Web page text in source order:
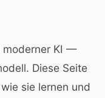
KI —
Diese Seite
sie lernen und